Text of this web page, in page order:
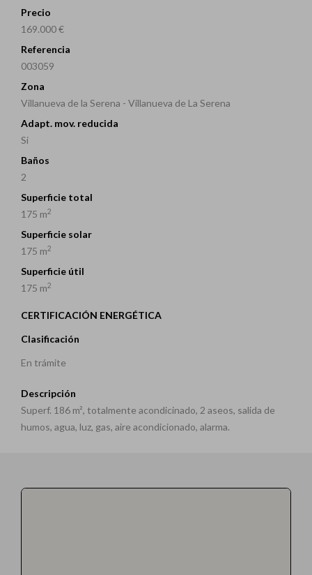
Precio
169.000 €
Referencia
003059
Zona
Villanueva de la Serena - Villanueva de La Serena
Adapt. mov. reducida
Si
Baños
2
Superficie total
175 m2
Superficie solar
175 m2
Superficie útil
175 m2
CERTIFICACIÓN ENERGÉTICA
Clasificación
En trámite
Descripción
Superf. 186 m², totalmente acondicinado, 2 aseos, salida de
humos, agua, luz, gas, aire acondicionado, alarma.